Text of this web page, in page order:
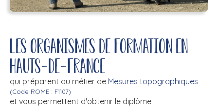
Les organismes de formation en
Hauts-de-France
qui préparent au métier de Mesures topographiques
(Code ROME : F1107)
et vous permettent d'obtenir le diplôme